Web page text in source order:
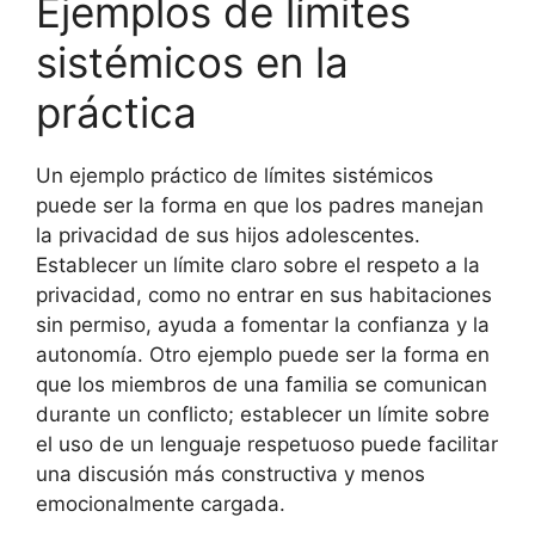
Ejemplos de límites
sistémicos en la
práctica
Un ejemplo práctico de límites sistémicos
puede ser la forma en que los padres manejan
la privacidad de sus hijos adolescentes.
Establecer un límite claro sobre el respeto a la
privacidad, como no entrar en sus habitaciones
sin permiso, ayuda a fomentar la confianza y la
autonomía. Otro ejemplo puede ser la forma en
que los miembros de una familia se comunican
durante un conflicto; establecer un límite sobre
el uso de un lenguaje respetuoso puede facilitar
una discusión más constructiva y menos
emocionalmente cargada.